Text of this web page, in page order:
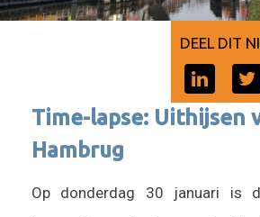
Time-lapse: Uithijsen
Hambrug
DEEL DIT
Op donderdag 30 januari is